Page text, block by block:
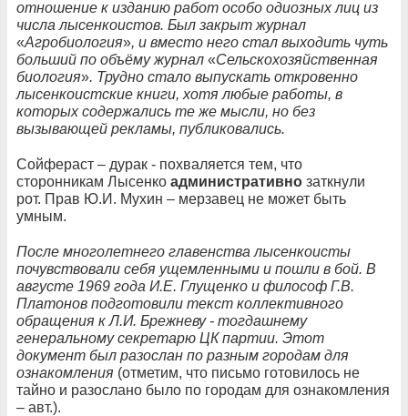
отношение к изданию работ особо одиозных лиц из
числа лысенкоистов. Был закрыт журнал
«Агробиология», и вместо него стал выходить чуть
больший по объёму журнал «Сельскохозяйственная
биология». Трудно стало выпускать откровенно
лысенкоистские книги, хотя любые работы, в
которых содержались те же мысли, но без
вызывающей рекламы, публиковались.
Сойфераст – дурак - похваляется тем, что
сторонникам Лысенко административно заткнули
рот. Прав Ю.И. Мухин – мерзавец не может быть
умным.
После многолетнего главенства лысенкоисты
почувствовали себя ущемленными и пошли в бой. В
августе 1969 года И.Е. Глущенко и философ Г.В.
Платонов подготовили текст коллективного
обращения к Л.И. Брежневу - тогдашнему
генеральному секретарю ЦК партии. Этот
документ был разослан по разным городам для
ознакомления (отметим, что письмо готовилось не
тайно и разослано было по городам для ознакомления
– авт.).